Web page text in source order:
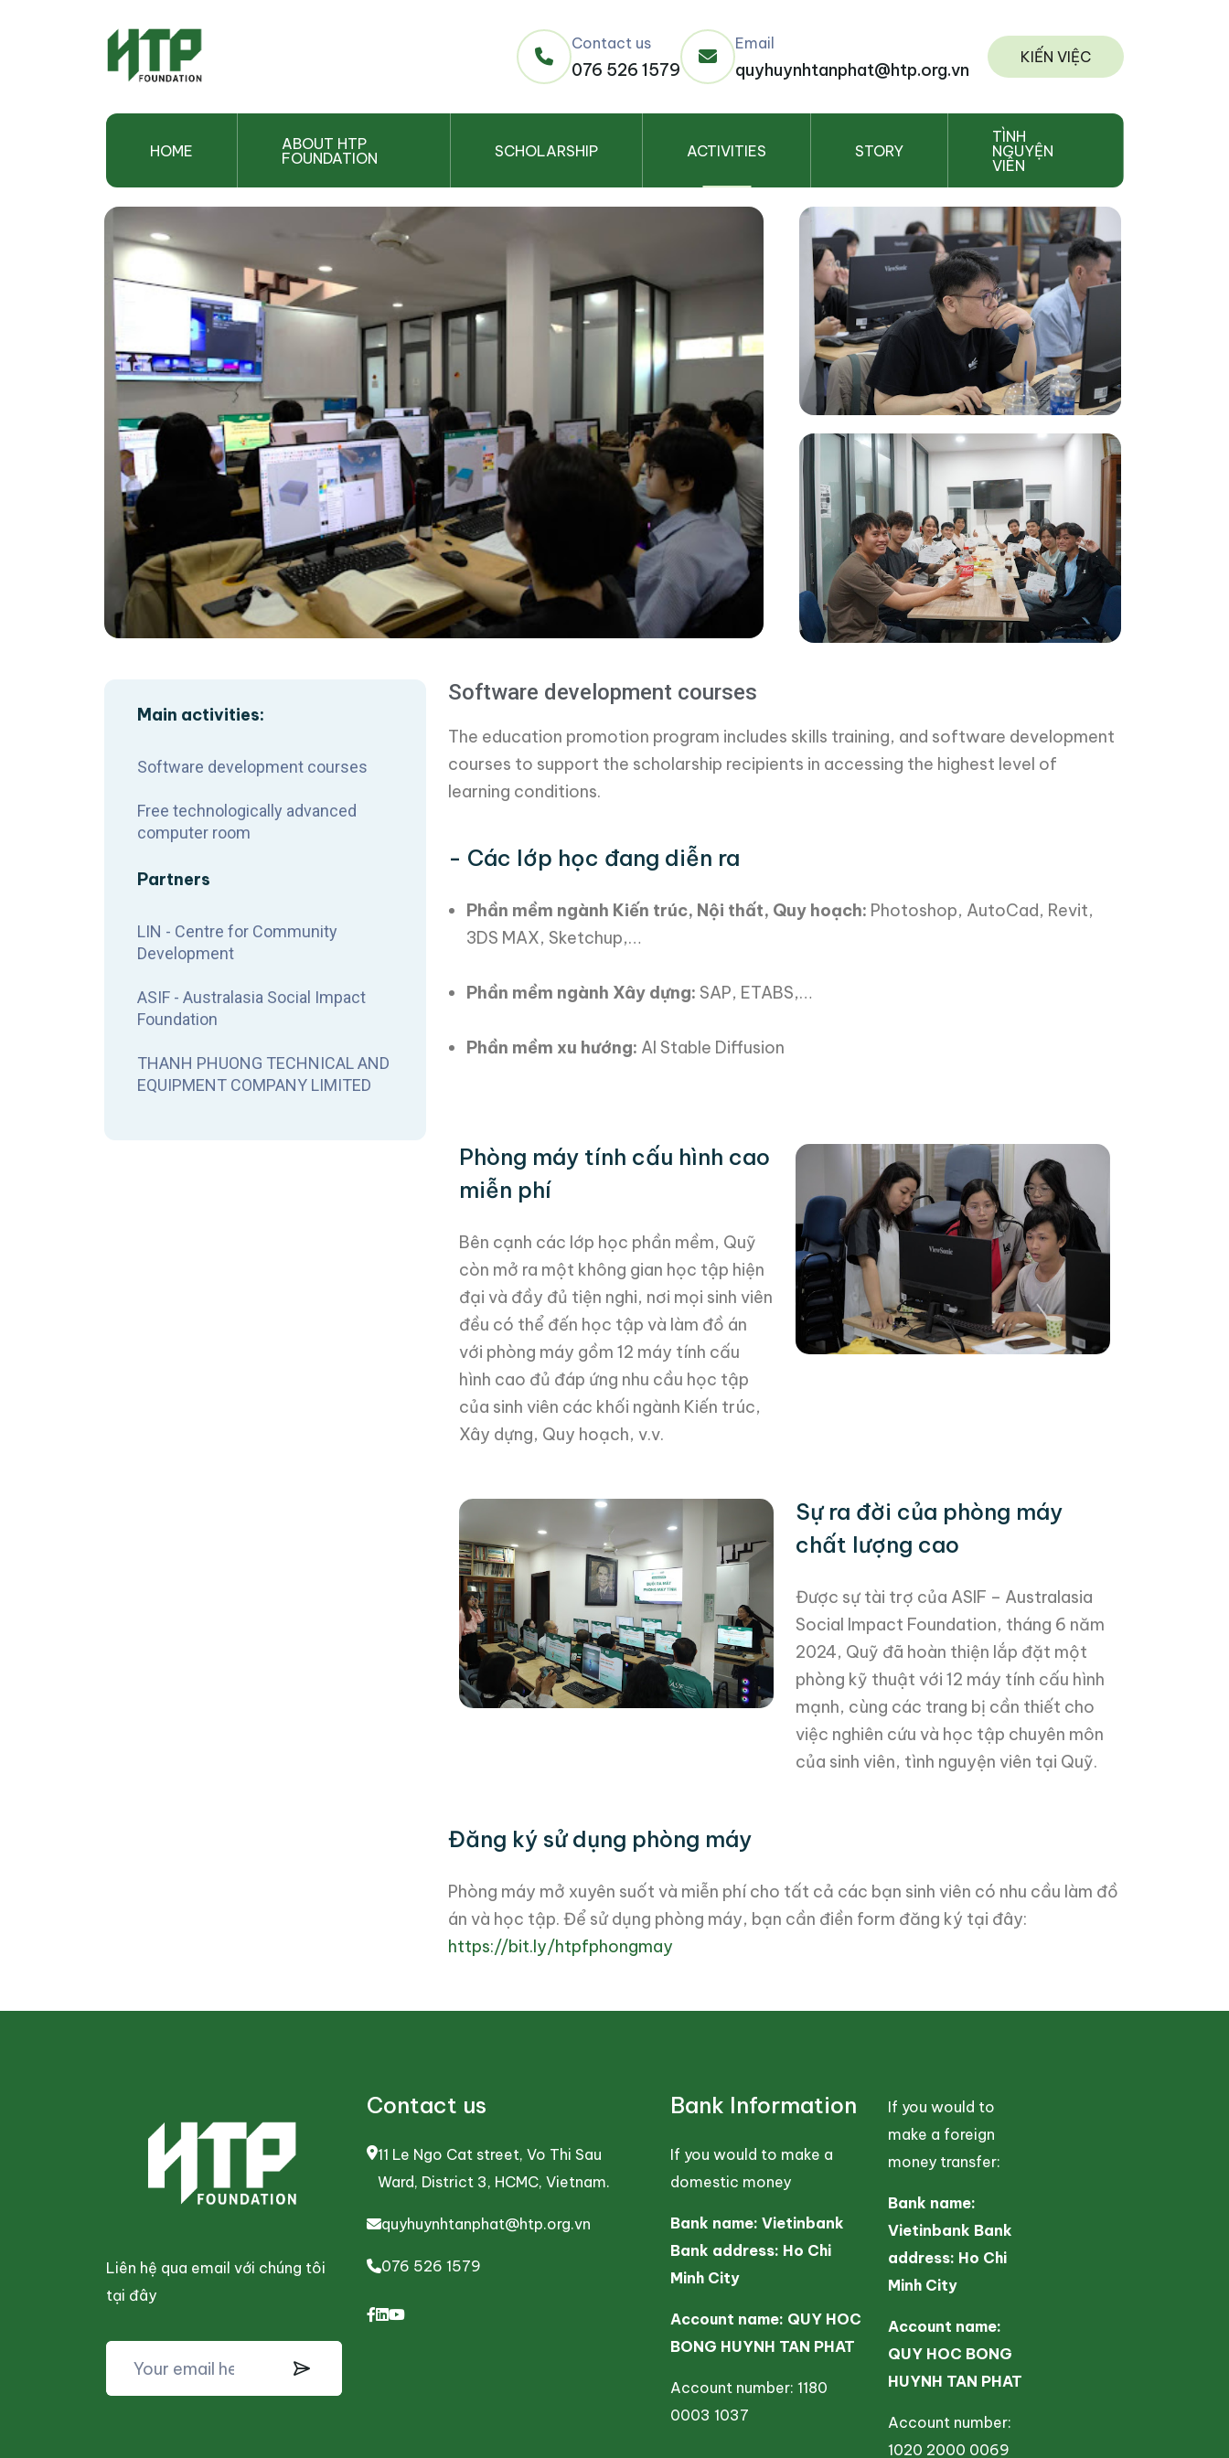
Contact us
076 526 1579
Email
quyhuynhtanphat@htp.org.vn
KIẾN VIỆC
HOME
ABOUT HTP
FOUNDATION
SCHOLARSHIP ACTIVITIES STORY
TÌNH
NGUYỆN
VIÊN
Main activities:
Software development courses
Free technologically advanced
computer room
Partners
LIN - Centre for Community
Development
ASIF - Australasia Social Impact
Foundation
THANH PHUONG TECHNICAL AND
EQUIPMENT COMPANY LIMITED
Software development courses
The education promotion program includes skills training, and software development
courses to support the scholarship recipients in accessing the highest level of
learning conditions.
- Các lớp học đang diễn ra
Phần mềm ngành Kiến trúc, Nội thất, Quy hoạch: Photoshop, AutoCad, Revit,
3DS MAX, Sketchup,…
Phần mềm ngành Xây dựng: SAP, ETABS,…
Phần mềm xu hướng: AI Stable Diffusion
Phòng máy tính cấu hình cao
miễn phí
Bên cạnh các lớp học phần mềm, Quỹ
còn mở ra một không gian học tập hiện
đại và đầy đủ tiện nghi, nơi mọi sinh viên
đều có thể đến học tập và làm đồ án
với phòng máy gồm 12 máy tính cấu
hình cao đủ đáp ứng nhu cầu học tập
của sinh viên các khối ngành Kiến trúc,
Xây dựng, Quy hoạch, v.v.
Sự ra đời của phòng máy
chất lượng cao
Được sự tài trợ của ASIF – Australasia
Social Impact Foundation, tháng 6 năm
2024, Quỹ đã hoàn thiện lắp đặt một
phòng kỹ thuật với 12 máy tính cấu hình
mạnh, cùng các trang bị cần thiết cho
việc nghiên cứu và học tập chuyên môn
của sinh viên, tình nguyện viên tại Quỹ.
Đăng ký sử dụng phòng máy
Phòng máy mở xuyên suốt và miễn phí cho tất cả các bạn sinh viên có nhu cầu làm đồ
án và học tập. Để sử dụng phòng máy, bạn cần điền form đăng ký tại đây:
https://bit.ly/htpfphongmay
Liên hệ qua email với chúng tôi
tại đây
Contact us
11 Le Ngo Cat street, Vo Thi Sau
Ward, District 3, HCMC, Vietnam.
quyhuynhtanphat@htp.org.vn
076 526 1579
Bank Information
If you would to make a
domestic money
Bank name: Vietinbank
Bank address: Ho Chi
Minh City
Account name: QUY HOC
BONG HUYNH TAN PHAT
Account number: 1180
0003 1037
If you would to
make a foreign
money transfer:
Bank name:
Vietinbank Bank
address: Ho Chi
Minh City
Account name:
QUY HOC BONG
HUYNH TAN PHAT
Account number:
1020 2000 0069